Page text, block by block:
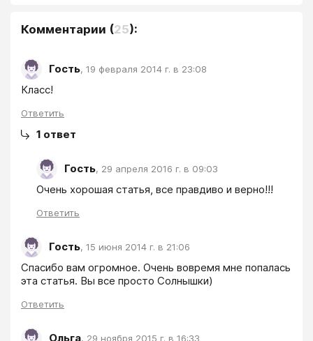
Комментарии (25):
Гость, 19 февраля 2014 г. в 23:08
Класс!
Ответить
1 ответ
Гость, 29 апреля 2016 г. в 09:03
Очень хорошая статья, все правдиво и верно!!!
Ответить
Гость, 15 июня 2014 г. в 21:06
Спасибо вам огромное. Очень вовремя мне попалась
эта статья. Вы все просто Солнышки)
Ответить
Ольга, 29 ноября 2015 г. в 16:33